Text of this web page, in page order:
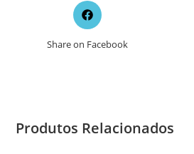
Opens
in
new
Share on Facebook
Produtos Relacionados